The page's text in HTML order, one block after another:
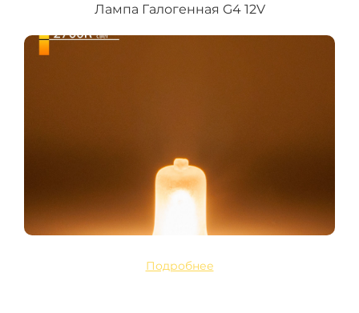
Лампа Галогенная G4 12V
Подробнее